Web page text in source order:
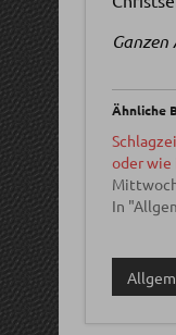
Ähnliche
oder wie
In